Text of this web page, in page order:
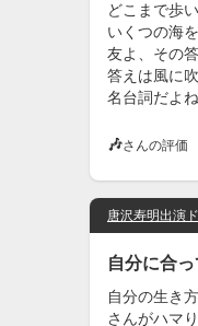
どこまで歩
いくつの海
友よ、その
答えは風に
名台詞だよね
🎶さんの評価
唐沢寿明出演
自分に合
自分の生き
さんがハマ